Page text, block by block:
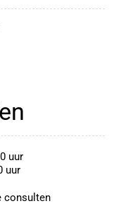
uur
uur
consulten